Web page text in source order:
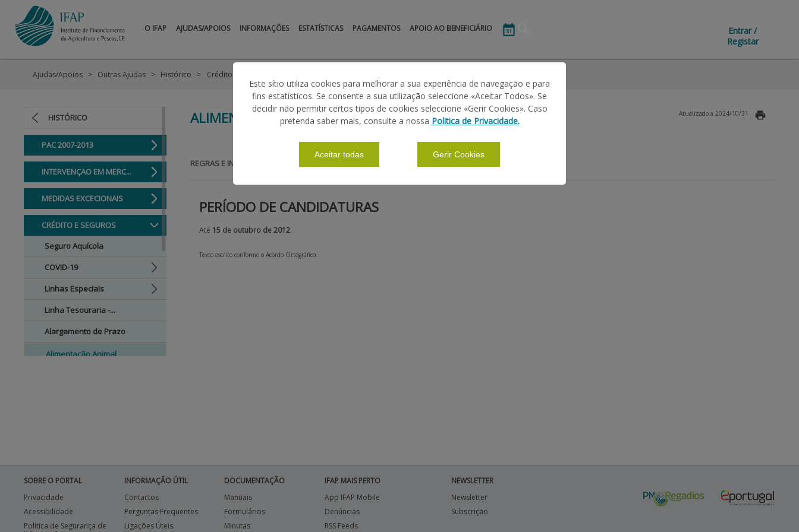
O IFAP AJUDAS/APOIOS INFORMAÇÕES ESTATÍSTICAS PAGAMENTOS APOIO AO BENEFICIÁRIO
Entrar /
Registar
HISTÓRICO
PAC 2007-2013
INTERVENÇAO EM MERC...
MEDIDAS EXCECIONAIS
CRÉDITO E SEGUROS
Seguro Aquícola
COVID-19
Linhas Especiais
Linha Tesouraria -...
Alargamento de Prazo
Alimentação Animal
REFORMA ANTECIPADA
QCAIII - MARE
PROGRAMA OPERACIONA...
Ajudas/Apoios Outras Ajudas Histórico Crédito e Seguros
ALIMENTAÇÃO ANIMAL
REGRAS E INFORMAÇÕES BÁSICAS
Atualizado a 2024/10/31
PERÍODO DE CANDIDATURAS
Até 15 de outubro de 2012.
Texto escrito conforme o Acordo Ortográfico.
SOBRE O PORTAL
Privacidade
Acessibilidade
Política de Segurança de
INFORMAÇÃO ÚTIL
Contactos
Perguntas Frequentes
Ligações Úteis
DOCUMENTAÇÃO
Manuais
Formulários
Minutas
IFAP MAIS PERTO
App IFAP Mobile
Denúncias
RSS Feeds
NEWSLETTER
Newsletter
Subscrição
Este sítio utiliza cookies para melhorar a sua experiência de navegação e para
fins estatísticos. Se consente a sua utilização seleccione «Aceitar Todos». Se
decidir não permitir certos tipos de cookies seleccione «Gerir Cookies». Caso
pretenda saber mais, consulte a nossa Politica de Privacidade.
Aceitar todas Gerir Cookies